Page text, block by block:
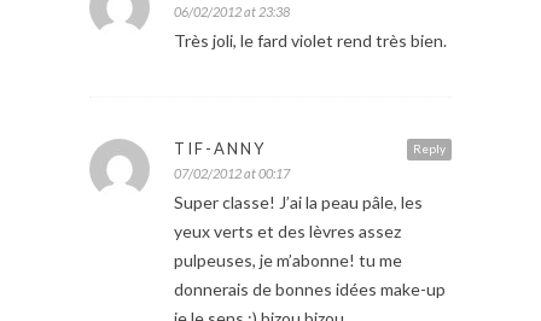
06/02/2012 at 23:38
Très joli, le fard violet rend très bien.
Reply
TIF-ANNY
07/02/2012 at 00:17
Super classe! J’ai la peau pâle, les
yeux verts et des lèvres assez
pulpeuses, je m’abonne! tu me
donnerais de bonnes idées make-up